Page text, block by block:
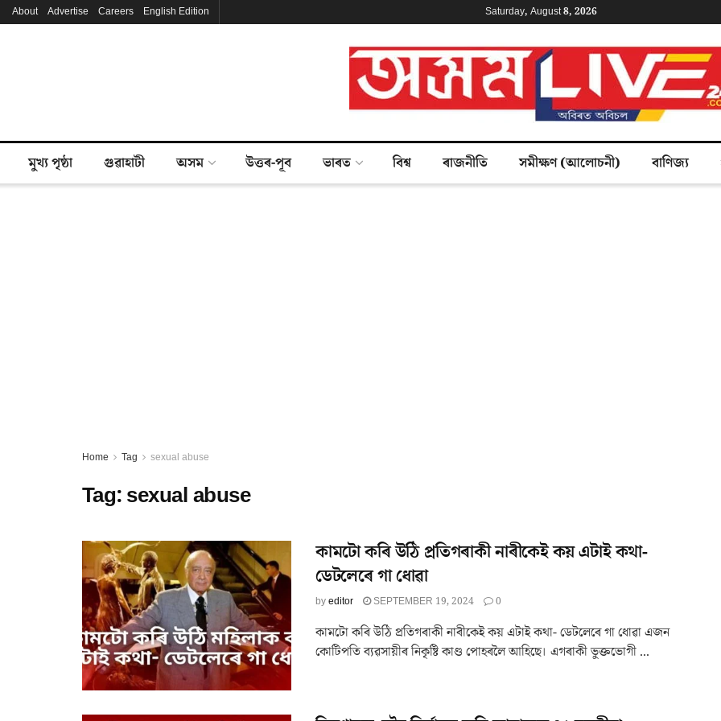
About Advertise Careers English Edition Saturday, August 8, 2026
মুখ্য পৃষ্ঠা গুৱাহাটী অসম উত্তৰ-পূব ভাৰত বিশ্ব ৰাজনীতি সমীক্ষণ (আলোচনী) বাণিজ্য
Home Tag sexual abuse
Tag:sexual abuse
কামটো কৰি উঠি প্ৰতিগৰাকী নাৰীকেই কয় এটাই কথা-
ডেটলেৰে গা ধোৱা
byeditor SEPTEMBER 19, 2024 0
কামটো কৰি উঠি প্ৰতিগৰাকী নাৰীকেই কয় এটাই কথা- ডেটলেৰে গা ধোৱা এজন
কোটিপতি ব্যৱসায়ীৰ নিকৃষ্টি কাণ্ড পোহৰলৈ আহিছে। এগৰাকী ভুক্তভোগী ...